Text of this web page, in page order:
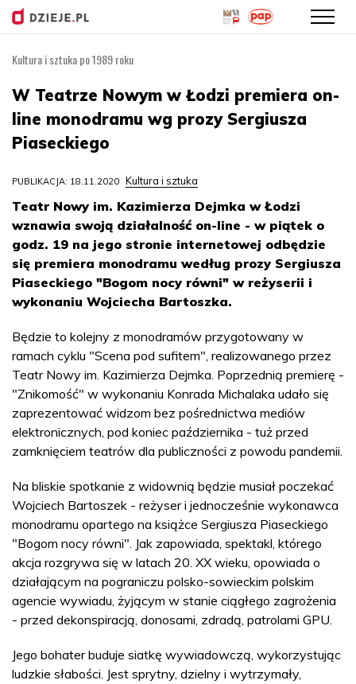
treści
Kultura i sztuka po 1989 roku
W Teatrze Nowym w Łodzi premiera on-
line monodramu wg prozy Sergiusza
Piaseckiego
PUBLIKACJA: 18.11.2020 Kultura i sztuka
Teatr Nowy im. Kazimierza Dejmka w Łodzi
wznawia swoją działalność on-line - w piątek o
godz. 19 na jego stronie internetowej odbędzie
się premiera monodramu według prozy Sergiusza
Piaseckiego "Bogom nocy równi" w reżyserii i
wykonaniu Wojciecha Bartoszka.
Będzie to kolejny z monodramów przygotowany w
ramach cyklu "Scena pod sufitem", realizowanego przez
Teatr Nowy im. Kazimierza Dejmka. Poprzednią premierę -
"Znikomość" w wykonaniu Konrada Michalaka udało się
zaprezentować widzom bez pośrednictwa mediów
elektronicznych, pod koniec października - tuż przed
zamknięciem teatrów dla publiczności z powodu pandemii.
Na bliskie spotkanie z widownią będzie musiał poczekać
Wojciech Bartoszek - reżyser i jednocześnie wykonawca
monodramu opartego na książce Sergiusza Piaseckiego
"Bogom nocy równi". Jak zapowiada, spektakl, którego
akcja rozgrywa się w latach 20. XX wieku, opowiada o
działającym na pograniczu polsko-sowieckim polskim
agencie wywiadu, żyjącym w stanie ciągłego zagrożenia
- przed dekonspiracją, donosami, zdradą, patrolami GPU.
Jego bohater buduje siatkę wywiadowczą, wykorzystując
ludzkie słabości. Jest sprytny, dzielny i wytrzymały,